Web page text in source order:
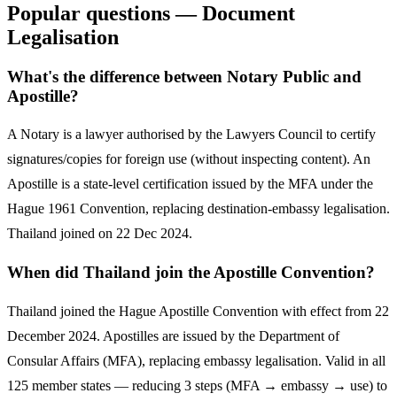
Popular questions — Document
Legalisation
What's the difference between Notary Public and
Apostille?
A Notary is a lawyer authorised by the Lawyers Council to certify
signatures/copies for foreign use (without inspecting content). An
Apostille is a state-level certification issued by the MFA under the
Hague 1961 Convention, replacing destination-embassy legalisation.
Thailand joined on 22 Dec 2024.
When did Thailand join the Apostille Convention?
Thailand joined the Hague Apostille Convention with effect from 22
December 2024. Apostilles are issued by the Department of
Consular Affairs (MFA), replacing embassy legalisation. Valid in all
125 member states — reducing 3 steps (MFA → embassy → use) to